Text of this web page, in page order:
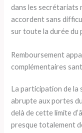
dans les secrétariats
accordent sans
sur toute la durée du
Remboursement
complémentaires
La participation de la
abrupte aux portes
delà de cette limite
presque totalement